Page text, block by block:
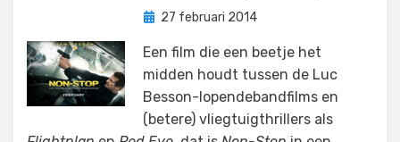
doorFilmofiel.nl
Geplaatst
27 februari 2014
Een film die een beetje het
midden houdt tussen de Luc
Besson-lopendebandfilms en
(betere) vliegtuigthrillers als